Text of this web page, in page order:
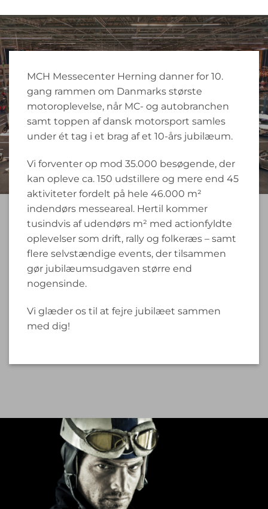
MCH Messecenter Herning danner for 10.
gang rammen om Danmarks største
motoroplevelse, når MC- og autobranchen
samt toppen af dansk motorsport samles
under ét tag i et brag af et 10-års jubilæum.
Vi forventer op mod 35.000 besøgende, der
kan opleve ca. 150 udstillere og mere end 45
aktiviteter fordelt på hele 46.000 m²
indendørs messeareal. Hertil kommer
tusindvis af udendørs m² med actionfyldte
oplevelser som drift, rally og folkeræs – samt
flere selvstændige events, der tilsammen
gør jubilæumsudgaven større end
nogensinde.
Vi glæder os til at fejre jubilæet sammen
med dig!